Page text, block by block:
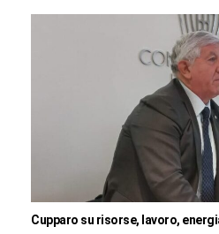
Cupparo su risorse, lavoro,